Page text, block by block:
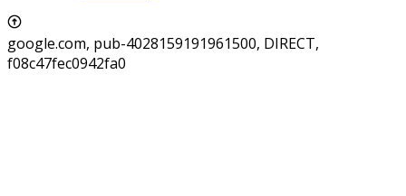
google.com, pub-4028159191961500, DIRECT,
f08c47fec0942fa0